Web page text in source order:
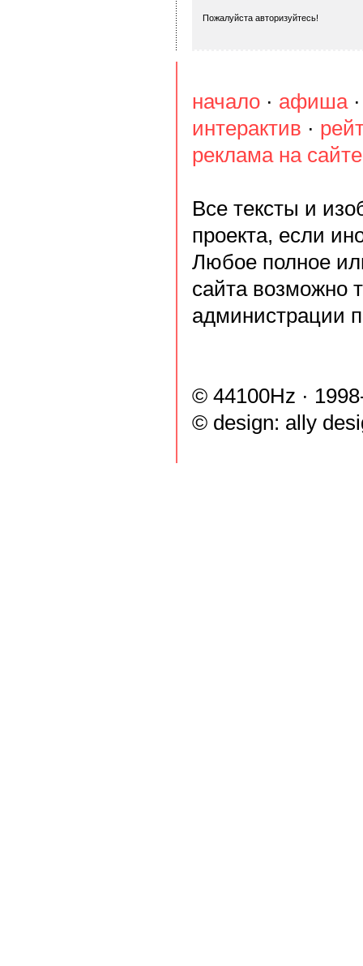
Пожалуйста авторизуйтесь!
начало · афиша
интерактив ·
реклама на сайте
Все тексты и
проекта, если
Любое полное
сайта возможно
администрации
© 44100Hz ·
© design: ally